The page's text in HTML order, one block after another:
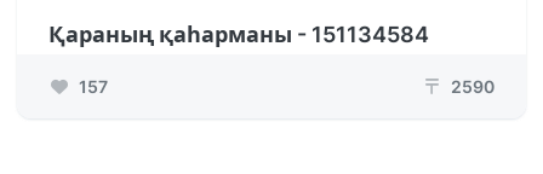
Қараның қаһарманы - 151134584
157 ₸ 2590